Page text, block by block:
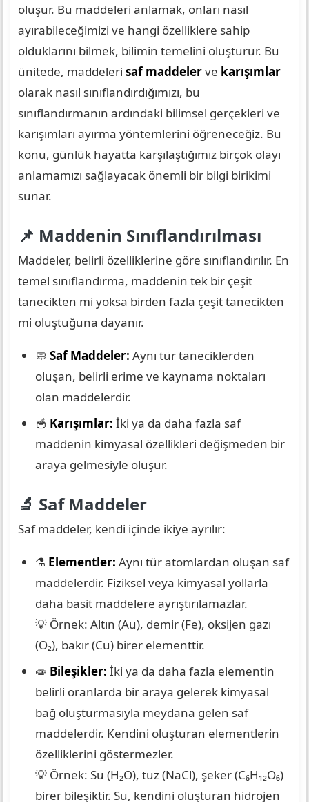
oluşur. Bu maddeleri anlamak, onları nasıl
ayırabileceğimizi ve hangi özelliklere sahip
olduklarını bilmek, bilimin temelini oluşturur. Bu
ünitede, maddeleri saf maddelerve karışımlar
olarak nasıl sınıflandırdığımızı, bu
sınıflandırmanın ardındaki bilimsel gerçekleri ve
karışımları ayırma yöntemlerini öğreneceğiz. Bu
konu, günlük hayatta karşılaştığımız birçok olayı
anlamamızı sağlayacak önemli bir bilgi birikimi
sunar.
📌 Maddenin Sınıflandırılması
Maddeler, belirli özelliklerine göre sınıflandırılır. En
temel sınıflandırma, maddenin tek bir çeşit
tanecikten mi yoksa birden fazla çeşit tanecikten
mi oluştuğuna dayanır.
🧼 Saf Maddeler: Aynı tür taneciklerden
oluşan, belirli erime ve kaynama noktaları
olan maddelerdir.
🥣 Karışımlar: İki ya da daha fazla saf
maddenin kimyasal özellikleri değişmeden bir
araya gelmesiyle oluşur.
🔬 Saf Maddeler
Saf maddeler, kendi içinde ikiye ayrılır:
⚗️ Elementler: Aynı tür atomlardan oluşan saf
maddelerdir. Fiziksel veya kimyasal yollarla
daha basit maddelere ayrıştırılamazlar.
💡 Örnek: Altın (Au), demir (Fe), oksijen gazı
(O₂), bakır (Cu) birer elementtir.
🧫 Bileşikler: İki ya da daha fazla elementin
belirli oranlarda bir araya gelerek kimyasal
bağ oluşturmasıyla meydana gelen saf
maddelerdir. Kendini oluşturan elementlerin
özelliklerini göstermezler.
💡 Örnek: Su (H₂O), tuz (NaCl), şeker (C₆H₁₂O₆)
birer bileşiktir. Su, kendini oluşturan hidrojen